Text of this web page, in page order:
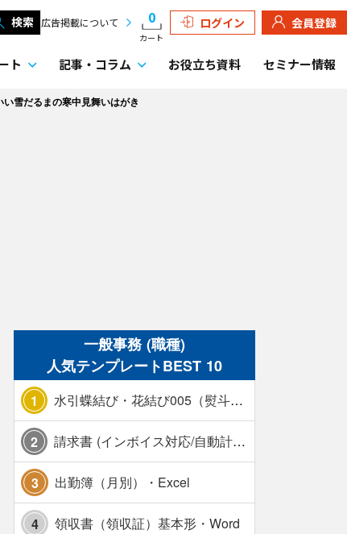
検索 広告掲載について 0
カート
ログイン 会員登録
ト 記事・ コラム お役立ち資料 セミナー情報
い雪だるまの寒中見舞いはがき
一般事務 (職種)
人気テンプレートBEST 10
1 水引蝶結び・花結び005（熨斗あり）
2 請求書 (インボイス対応/自動計算/A4 縦) カラー 使い方解説あり
3 出勤簿（月別）・Excel
4 領収書（領収証）基本形・Word